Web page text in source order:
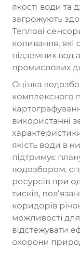
якості води
загрожують
Теплові
коливання, які
підземних вод
промислових
Оцінка
комплексного
використанні
якість води в
підтримує
водозбором,
ресурсів при
тисків,
коридорів
можливості
відстежувати
охорони